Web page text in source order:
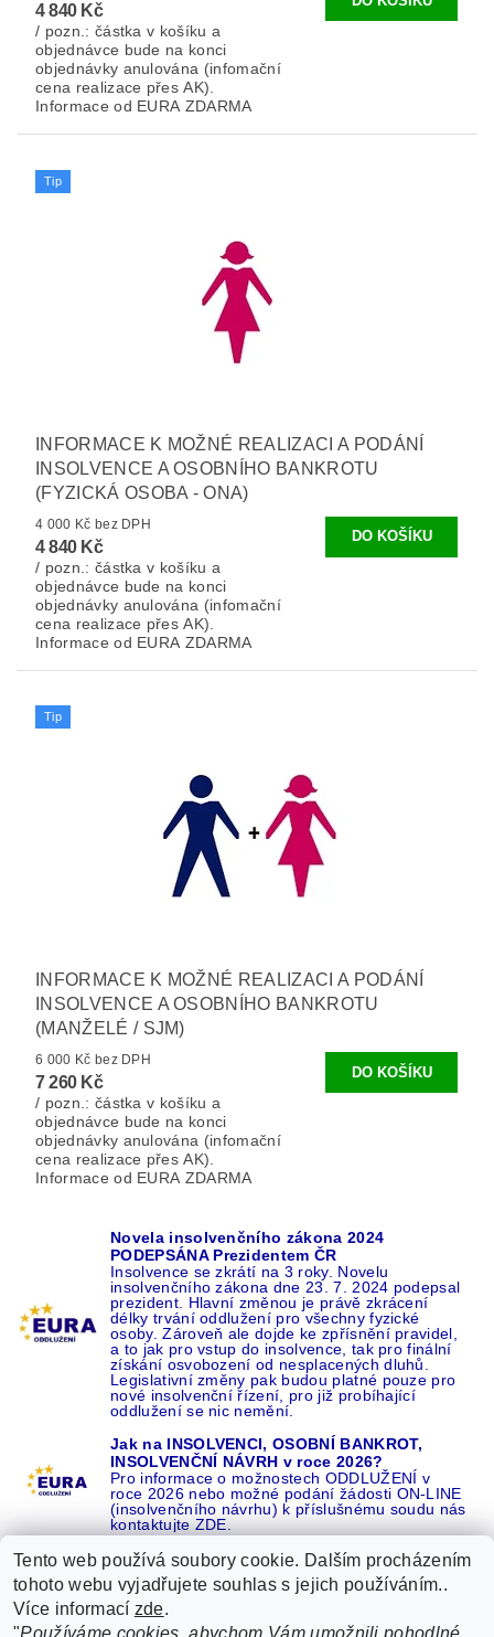
4 840 Kč
/ pozn.: částka v košíku a
objednávce bude na konci
objednávky anulována (infomační
cena realizace přes AK).
Informace od EURA ZDARMA
Tip
INFORMACE K MOŽNÉ REALIZACI A PODÁNÍ
INSOLVENCE A OSOBNÍHO BANKROTU
(FYZICKÁ OSOBA - ONA)
4 000 Kč bez DPH
4 840 Kč
/ pozn.: částka v košíku a
objednávce bude na konci
objednávky anulována (infomační
cena realizace přes AK).
Informace od EURA ZDARMA
Tip
INFORMACE K MOŽNÉ REALIZACI A PODÁNÍ
INSOLVENCE A OSOBNÍHO BANKROTU
(MANŽELÉ / SJM)
6 000 Kč bez DPH
7 260 Kč
/ pozn.: částka v košíku a
objednávce bude na konci
objednávky anulována (infomační
cena realizace přes AK).
Informace od EURA ZDARMA
Novela insolvenčního zákona 2024
PODEPSÁNA Prezidentem ČR
Insolvence se zkrátí na 3 roky. Novelu
insolvenčního zákona dne 23. 7. 2024 podepsal
prezident. Hlavní změnou je právě zkrácení
délky trvání oddlužení pro všechny fyzické
osoby. Zároveň ale dojde ke zpřísnění pravidel,
a to jak pro vstup do insolvence, tak pro finální
získání osvobození od nesplacených dluhů.
Legislativní změny pak budou platné pouze pro
nové insolvenční řízení, pro již probíhající
oddlužení se nic nemění.
Jak na INSOLVENCI, OSOBNÍ BANKROT,
INSOLVENČNÍ NÁVRH v roce 2026?
Pro informace o možnostech ODDLUŽENÍ v
roce 2026 nebo možné podání žádosti ON-LINE
(insolvenčního návrhu) k příslušnému soudu nás
kontaktujte ZDE.
Recenze o NÁS na GOOGLE 16 let REFERENCÍ v celé ČR |
Tento web používá soubory cookie. Dalším procházením
tohoto webu vyjadřujete souhlas s jejich používáním..
Více informací zde.
"Používáme cookies, abychom Vám umožnili pohodlné